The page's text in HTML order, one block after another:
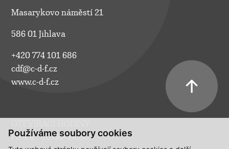
Používáme soubory cookies
Masarykovo náměstí 21
586 01 Jihlava
+420 774 101 686
cdf@c-d-f.cz
www.c-d-f.cz
Po–Pá:
10.00–18.00